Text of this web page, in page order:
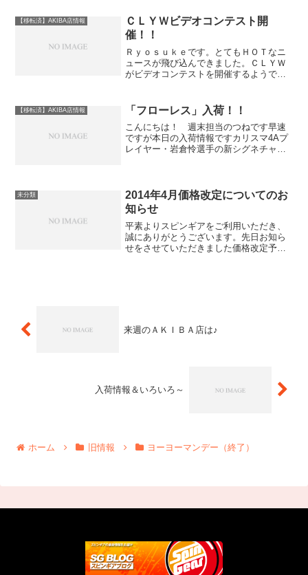
が、２０１２年の世界...
【移転済】AKIBA店情報
ＣＬＹＷビデオコンテスト開
催！！
Ｒｙｏｓｕｋｅです。とてもＨＯＴなニ
ュースが飛び込んできました。ＣＬＹＷ
がビデオコンテストを開催するようで
す。Arctic Circle: 2nd Expediti...
【移転済】AKIBA店情報 「フローレス」入荷！！
こんにちは！ 週末担当のつねです早速
ですが本日の入荷情報ですカリスマ4Aプ
レイヤー・岩倉怜選手の新シグネチャー
し、早くも優勝とい...
未分類
2014年4月価格改定についてのお
知らせ
平素よりスピンギアをご利用いただき、
誠にありがとうございます。先日お知ら
せをさせていただきました価格改定予定
来週のＡＫＩＢＡ店は♪
入荷情報＆いろいろ～
ホーム 旧情報 ヨーヨーマンデー（終了）